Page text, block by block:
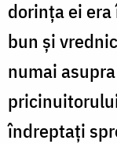
dorința ei
bun și
numai
îndreptați